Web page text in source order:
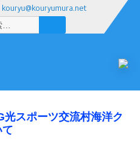
kouryu@kouryumura.net
光スポーツ交流村海洋ク